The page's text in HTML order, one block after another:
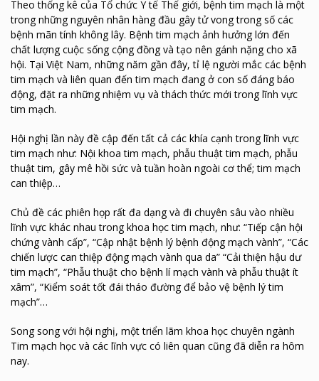
Theo thống kê của Tổ chức Y tế Thế giới, bệnh tim mạch là một
trong những nguyên nhân hàng đầu gây tử vong trong số các
bệnh mãn tính không lây. Bệnh tim mạch ảnh hưởng lớn đến
chất lượng cuộc sống cộng đồng và tạo nên gánh nặng cho xã
hội. Tại Việt Nam, những năm gần đây, tỉ lệ người mắc các bệnh
tim mạch và liên quan đến tim mạch đang ở con số đáng báo
động, đặt ra những nhiệm vụ và thách thức mới trong lĩnh vực
tim mạch.
Hội nghị lần này đề cập đến tất cả các khía cạnh trong lĩnh vực
tim mạch như: Nội khoa tim mạch, phẫu thuật tim mạch, phẫu
thuật tim, gây mê hồi sức và tuần hoàn ngoài cơ thể; tim mạch
can thiệp…
Chủ đề các phiên họp rất đa dạng và đi chuyên sâu vào nhiều
lĩnh vực khác nhau trong khoa học tim mạch, như: “Tiếp cận hội
chứng vành cấp”, “Cập nhật bệnh lý bệnh động mạch vành”, “Các
chiến lược can thiệp động mạch vành qua da” “Cải thiện hậu dư
tim mạch”, “Phẫu thuật cho bệnh lí mạch vành và phẫu thuật ít
xâm”, “Kiểm soát tốt đái tháo đường để bảo vệ bệnh lý tim
mạch”…
Song song với hội nghị, một triển lãm khoa học chuyên ngành
Tim mạch học và các lĩnh vực có liên quan cũng đã diễn ra hôm
nay.